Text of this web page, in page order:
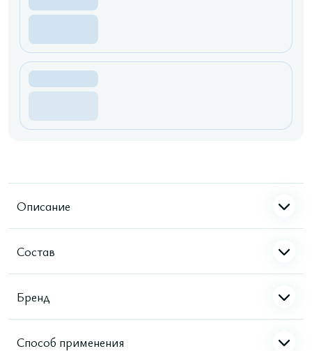
Описание
Состав
Бренд
Способ применения